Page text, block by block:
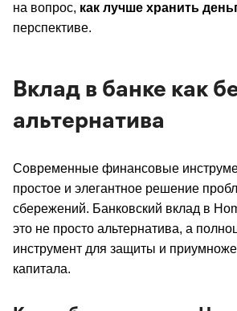
на вопрос, как лучше хранить
перспективе.
Вклад в банке как
альтернатива
Современные финансовые
простое и элегантное решение
сбережений. Банковский вклад в
это не просто альтернатива, а
инструмент для защиты и
капитала.